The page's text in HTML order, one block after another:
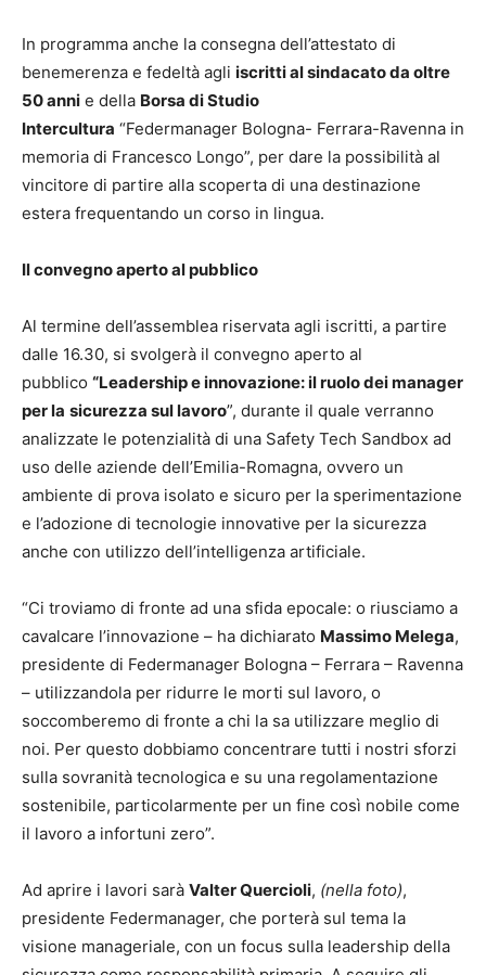
In programma anche la consegna dell’attestato di
benemerenza e fedeltà agli iscritti al sindacato da oltre
50 anni e della Borsa di Studio
Intercultura “Federmanager Bologna- Ferrara-Ravenna in
memoria di Francesco Longo”, per dare la possibilità al
vincitore di partire alla scoperta di una destinazione
estera frequentando un corso in lingua.
Il convegno aperto al pubblico
Al termine dell’assemblea riservata agli iscritti, a partire
dalle 16.30, si svolgerà il convegno aperto al
pubblico “Leadership e innovazione: il ruolo dei manager
per la sicurezza sul lavoro”, durante il quale verranno
analizzate le potenzialità di una Safety Tech Sandbox ad
uso delle aziende dell’Emilia-Romagna, ovvero un
ambiente di prova isolato e sicuro per la sperimentazione
e l’adozione di tecnologie innovative per la sicurezza
anche con utilizzo dell’intelligenza artificiale.
“Ci troviamo di fronte ad una sfida epocale: o riusciamo a
cavalcare l’innovazione – ha dichiarato Massimo Melega,
presidente di Federmanager Bologna – Ferrara – Ravenna
– utilizzandola per ridurre le morti sul lavoro, o
soccomberemo di fronte a chi la sa utilizzare meglio di
noi. Per questo dobbiamo concentrare tutti i nostri sforzi
sulla sovranità tecnologica e su una regolamentazione
sostenibile, particolarmente per un fine così nobile come
il lavoro a infortuni zero”.
Ad aprire i lavori sarà Valter Quercioli, (nella foto),
presidente Federmanager, che porterà sul tema la
visione manageriale, con un focus sulla leadership della